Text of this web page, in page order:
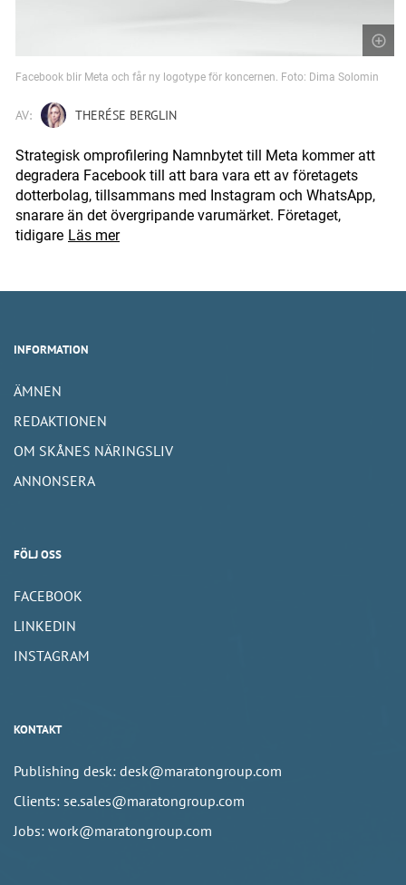
Facebook blir Meta och får ny logotype för koncernen. Foto: Dima Solomin
AV: THERÉSE BERGLIN
Strategisk omprofilering Namnbytet till Meta kommer att
degradera Facebook till att bara vara ett av företagets
dotterbolag, tillsammans med Instagram och WhatsApp,
snarare än det övergripande varumärket. Företaget,
tidigare Läs mer
INFORMATION
ÄMNEN
REDAKTIONEN
OM SKÅNES NÄRINGSLIV
ANNONSERA
FÖLJ OSS
FACEBOOK
LINKEDIN
INSTAGRAM
KONTAKT
Publishing desk: desk@maratongroup.com
Clients: se.sales@maratongroup.com
Jobs: work@maratongroup.com